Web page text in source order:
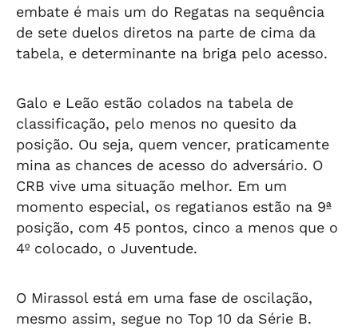
embate é mais um do Regatas na sequência
de sete duelos diretos na parte de cima da
tabela, e determinante na briga pelo acesso.
Galo e Leão estão colados na tabela de
classificação, pelo menos no quesito da
posição. Ou seja, quem vencer, praticamente
mina as chances de acesso do adversário. O
CRB vive uma situação melhor. Em um
momento especial, os regatianos estão na 9ª
posição, com 45 pontos, cinco a menos que o
4º colocado, o Juventude.
O Mirassol está em uma fase de oscilação,
mesmo assim, segue no Top 10 da Série B.